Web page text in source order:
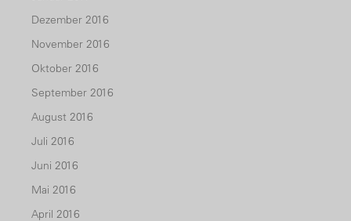
Dezember 2016
November 2016
Oktober 2016
September 2016
August 2016
Juli 2016
Juni 2016
Mai 2016
April 2016